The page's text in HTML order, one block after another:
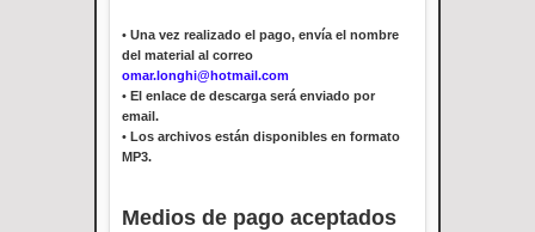
• Una vez realizado el pago, envía el nombre
del material al correo
omar.longhi@hotmail.com
• El enlace de descarga será enviado por
email.
• Los archivos están disponibles en formato
MP3.
Medios de pago aceptados